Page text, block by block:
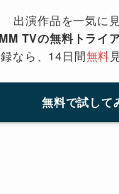
出演作品を一気に
TVの無料トライ
なら、14日間無料
無料で試し